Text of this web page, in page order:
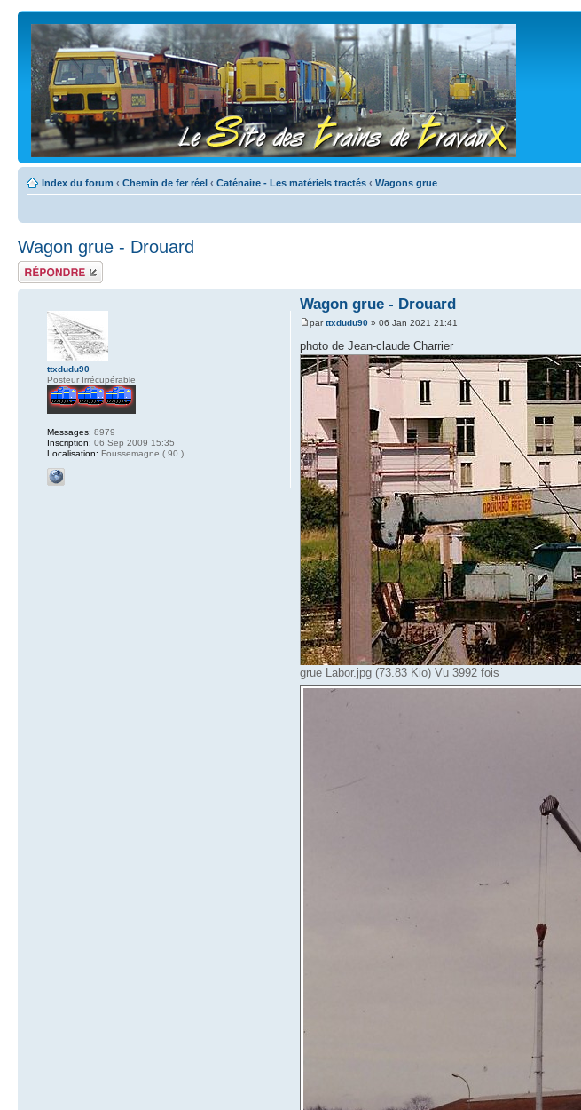
Index du forum ‹ Chemin de fer réel ‹ Caténaire - Les matériels tractés ‹ Wagons grue
Wagon grue - Drouard
Répondre
Wagon grue - Drouard
parttxdudu90 » 06 Jan 2021 21:41
photo de Jean-claude Charrier
grue Labor.jpg (73.83 Kio) Vu 3992 fois
ttxdudu90
Posteur Irrécupérable
Messages: 8979
Inscription: 06 Sep 2009 15:35
Localisation: Foussemagne ( 90 )